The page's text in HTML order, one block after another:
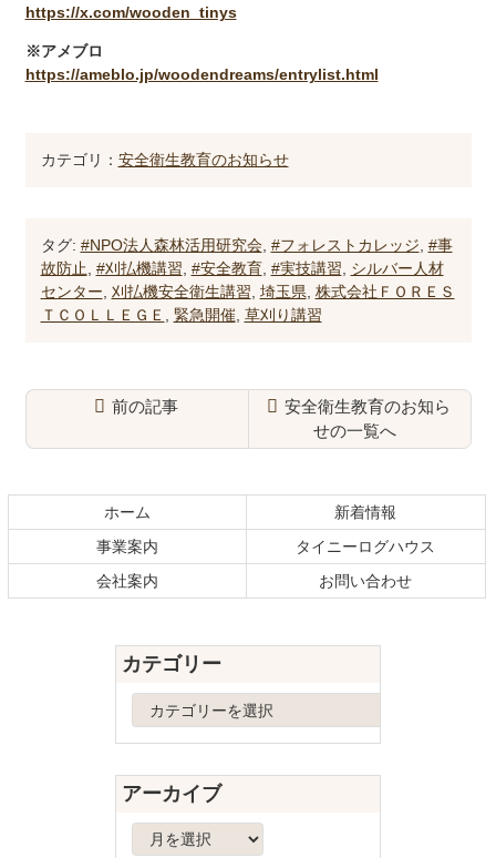
https://x.com/wooden_tinys
※アメブロ
https://ameblo.jp/woodendreams/entrylist.html
カテゴリ： 安全衛生教育のお知らせ
タグ: #NPO法人森林活用研究会, #フォレストカレッジ, #事
故防止, #刈払機講習, #安全教育, #実技講習, シルバー人材
センター, 刈払機安全衛生講習, 埼玉県, 株式会社ＦＯＲＥＳ
ＴＣＯＬＬＥＧＥ , 緊急開催, 草刈り講習
前の記事
安全衛生教育のお知ら
せの一覧へ
ン
文
の
へ
ホーム
新着情報
事業案内
タイニーログハウス
会社案内
お問い合わせ
カテゴリー
ゴ
リ
ー
アーカイブ